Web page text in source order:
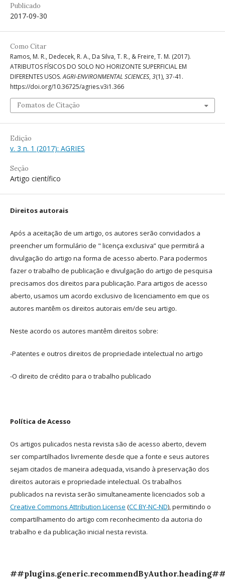
Publicado
2017-09-30
Como Citar
Ramos, M. R., Dedecek, R. A., Da Silva, T. R., & Freire, T. M. (2017).
ATRIBUTOS FÍSICOS DO SOLO NO HORIZONTE SUPERFICIAL EM
DIFERENTES USOS.AGRI-ENVIRONMENTAL SCIENCES, 3(1), 37-41.
https://doi.org/10.36725/agries.v3i1.366
Fomatos de Citação
Edição
v. 3 n. 1 (2017): AGRIES
Seção
Artigo científico
Direitos autorais
Após a aceitação de um artigo, os autores serão convidados a
preencher um formulário de " licença exclusiva” que permitirá a
divulgação do artigo na forma de acesso aberto. Para podermos
fazer o trabalho de publicação e divulgação do artigo de pesquisa
precisamos dos direitos para publicação. Para artigos de acesso
aberto, usamos um acordo exclusivo de licenciamento em que os
autores mantêm os direitos autorais em/de seu artigo.
Neste acordo os autores mantêm direitos sobre:
-Patentes e outros direitos de propriedade intelectual no artigo
-O direito de crédito para o trabalho publicado
Política de Acesso
Os artigos pulicados nesta revista são de acesso aberto, devem
ser compartilhados livremente desde que a fonte e seus autores
sejam citados de maneira adequada, visando à preservação dos
direitos autorais e propriedade intelectual. Os trabalhos
publicados na revista serão simultaneamente licenciados sob a
Creative Commons Attribution License (CC BY-NC-ND), permitindo o
compartilhamento do artigo com reconhecimento da autoria do
trabalho e da publicação inicial nesta revista.